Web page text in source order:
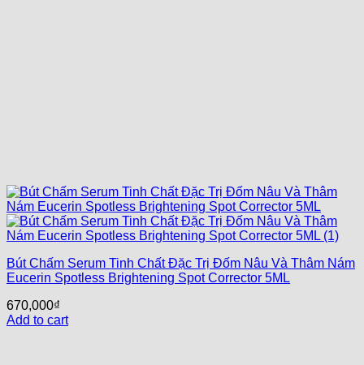
Bút Chấm Serum Tinh Chất Đặc Trị Đốm Nâu Và Thâm Nám
Eucerin Spotless Brightening Spot Corrector 5ML
670,000₫
Add to cart